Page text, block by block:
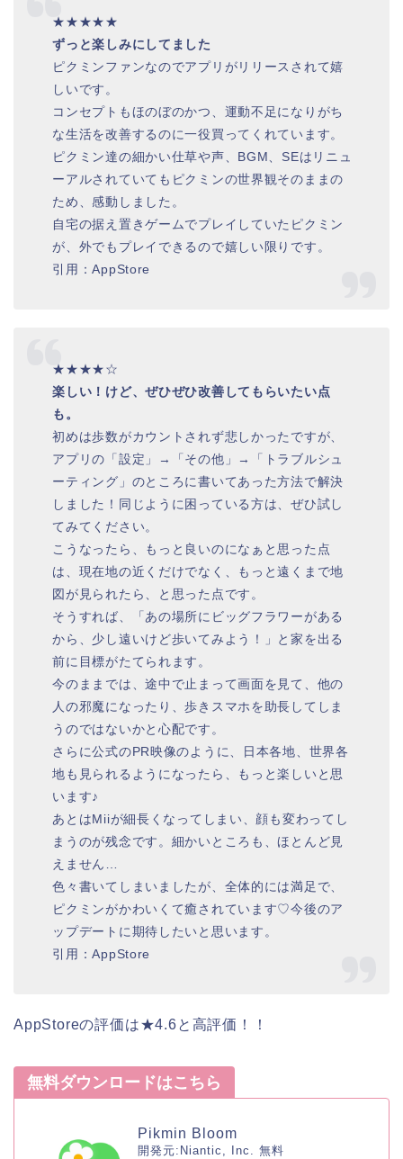
★★★★★
ずっと楽しみにしてました
ピクミンファンなのでアプリがリリースされて嬉
しいです。
コンセプトもほのぼのかつ、運動不足になりがち
な生活を改善するのに一役買ってくれています。
ピクミン達の細かい仕草や声、BGM、SEはリニュ
ーアルされていてもピクミンの世界観そのままの
ため、感動しました。
自宅の据え置きゲームでプレイしていたピクミン
が、外でもプレイできるので嬉しい限りです。
引用：AppStore
★★★★☆
楽しい！けど、ぜひぜひ改善してもらいたい点
も。
初めは歩数がカウントされず悲しかったですが、
アプリの「設定」→「その他」→「トラブルシュ
ーティング」のところに書いてあった方法で解決
しました！同じように困っている方は、ぜひ試し
てみてください。
こうなったら、もっと良いのになぁと思った点
は、現在地の近くだけでなく、もっと遠くまで地
図が見られたら、と思った点です。
そうすれば、「あの場所にビッグフラワーがある
から、少し遠いけど歩いてみよう！」と家を出る
前に目標がたてられます。
今のままでは、途中で止まって画面を見て、他の
人の邪魔になったり、歩きスマホを助長してしま
うのではないかと心配です。
さらに公式のPR映像のように、日本各地、世界各
地も見られるようになったら、もっと楽しいと思
います♪
あとはMiiが細長くなってしまい、顔も変わってし
まうのが残念です。細かいところも、ほとんど見
えません…
色々書いてしまいましたが、全体的には満足で、
ピクミンがかわいくて癒されています♡今後のア
ップデートに期待したいと思います。
引用：AppStore
AppStoreの評価は★4.6と高評価！！
無料ダウンロードはこちら
Pikmin Bloom
開発元: Niantic, Inc. 無料